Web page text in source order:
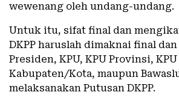
wewenang oleh undang-undang.
Untuk itu, sifat final dan
DKPP haruslah dimaknai final
Presiden, KPU, KPU Provinsi, KPU
Kabupaten/Kota, maupun
melaksanakan Putusan DKPP.